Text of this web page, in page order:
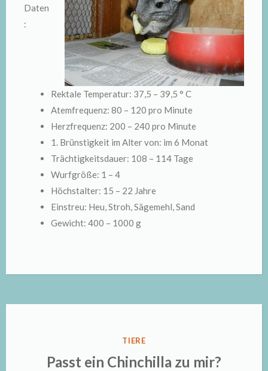
Daten
:
Rektale Temperatur: 37,5 – 39,5 ° C
Atemfrequenz: 80 – 120 pro Minute
Herzfrequenz: 200 – 240 pro Minute
1. Brünstigkeit im Alter von: im 6 Monat
Trächtigkeitsdauer: 108 – 114 Tage
Wurfgröße: 1 – 4
Höchstalter: 15 – 22 Jahre
Einstreu: Heu, Stroh, Sägemehl, Sand
Gewicht: 400 – 1000 g
VERÖFFENTLICHT
TIERE
Passt ein Chinchilla zu mir?